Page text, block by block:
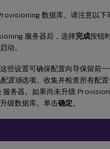
数据库。请注意以下
服务器后，选择完成按钮
动。
些设置可确保配置向导保留前
置场选项。收集并检查所有配
务器。如果尚未升级
级数据库。单击确定 。